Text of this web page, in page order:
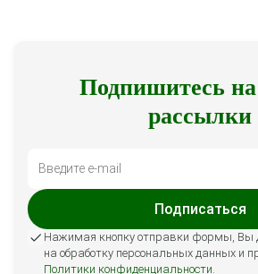
Подпишитесь
рассылки
Подписаться
Нажимая кнопку отправки формы, Вы
на обработку персональных данных и
Политики конфиденциальности.